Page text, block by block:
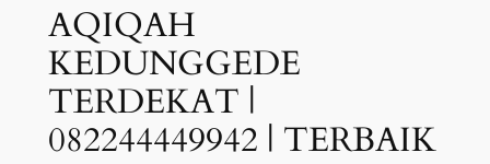
AQIQAH
KEDUNGGEDE
TERDEKAT |
082244449942 | TERBAIK